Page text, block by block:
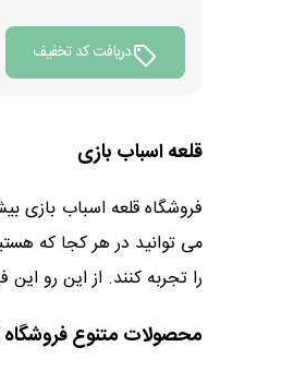
دریافت کد تخفیف
قلعه اسباب بازی
فروشگاه قلعه اسباب بازی
می توانید در هر کجا که
را تجربه کنند. از این رو
محصولات متنوع فروشگاه